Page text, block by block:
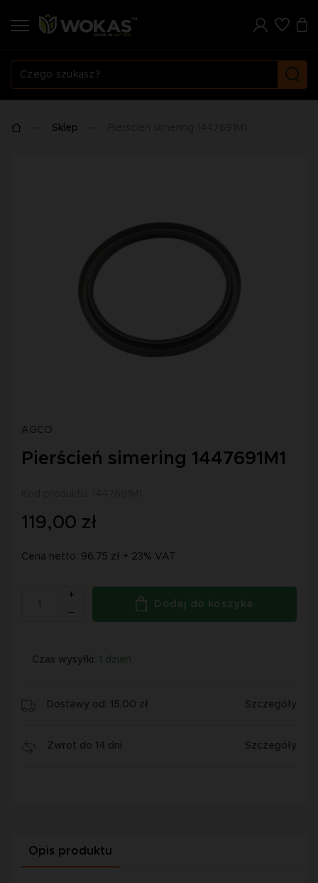
Sklep
AGCO
Pierścień simering 1447691M1
119,00 zł
Cena netto: 96,75 zł + 23% VAT
+
Dodaj do koszyka
Czas wysyłki: 1 dzień
Dostawy od: 15,00 zł Szczegóły
Zwrot do 14 dni Szczegóły
Opis produktu